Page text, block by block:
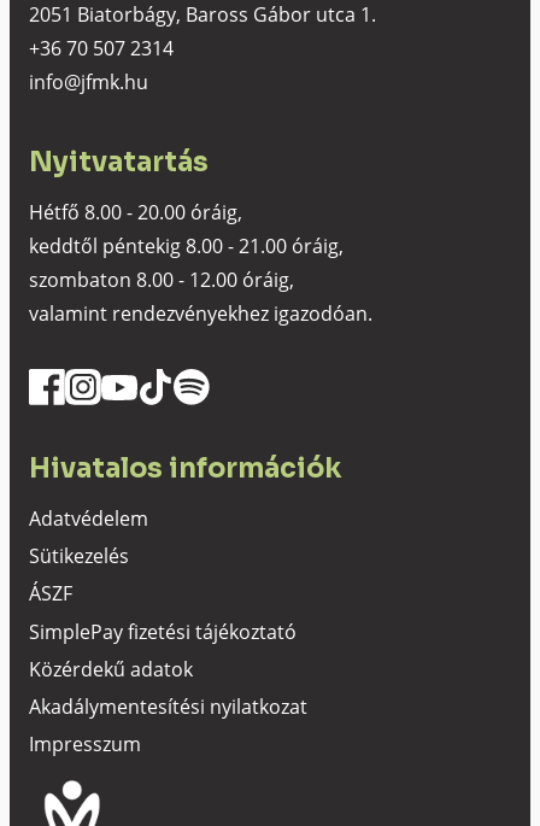
2051 Biatorbágy, Baross Gábor utca 1.
+36 70 507 2314
info@jfmk.hu
Nyitvatartás
Hétfő 8.00 - 20.00 óráig,
keddtől péntekig 8.00 - 21.00 óráig,
szombaton 8.00 - 12.00 óráig,
valamint rendezvényekhez igazodóan.
Hivatalos információk
Adatvédelem
Sütikezelés
ÁSZF
SimplePay fizetési tájékoztató
Közérdekű adatok
Akadálymentesítési nyilatkozat
Impresszum